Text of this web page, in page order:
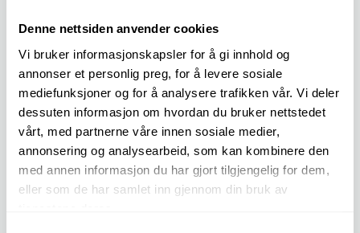
Denne nettsiden anvender cookies
Vi bruker informasjonskapsler for å gi innhold og
annonser et personlig preg, for å levere sosiale
mediefunksjoner og for å analysere trafikken vår. Vi deler
dessuten informasjon om hvordan du bruker nettstedet
vårt, med partnerne våre innen sosiale medier,
annonsering og analysearbeid, som kan kombinere den
med annen informasjon du har gjort tilgjengelig for dem,
eller som de har samlet inn gjennom din bruk av
é tão simples que lançámos recentemente
amostras de óleodo cliente, quer ele esteja aqui ou não.
Rørvik ou em Lima, no Peru, diz o director-geral Helge
Ingebrigtsvold.